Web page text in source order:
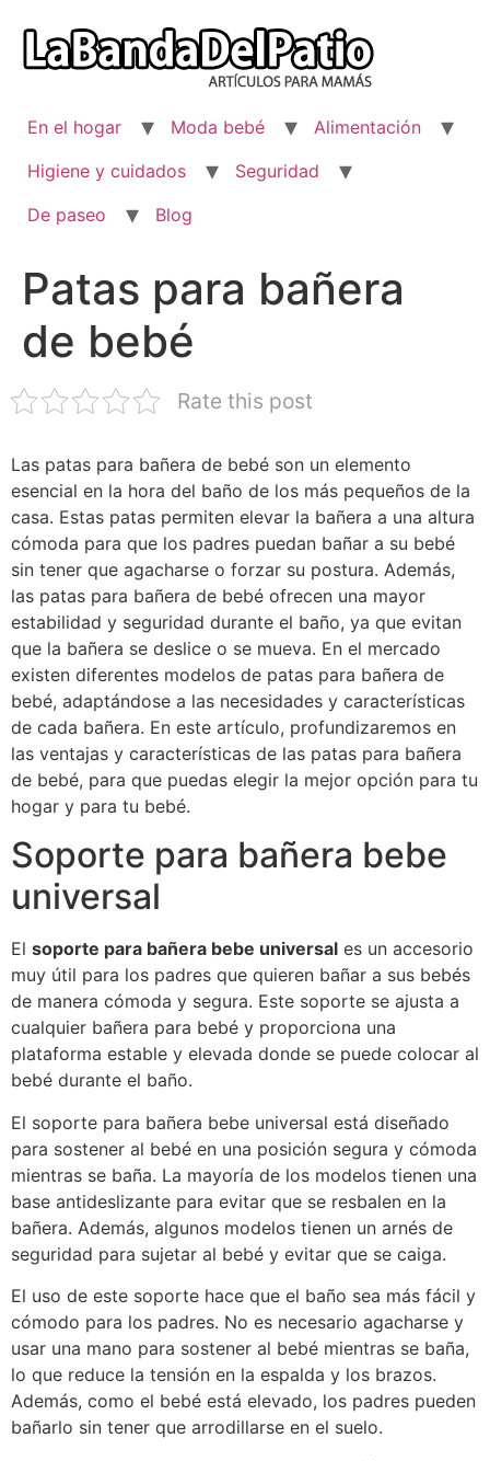
contenido
En el hogar Moda bebé
Alimentación
Higiene y cuidados
Seguridad
De paseo
Blog
Patas para bañera
de bebé
Rate this post
Las patas para bañera de bebé son un elemento
esencial en la hora del baño de los más pequeños de la
casa. Estas patas permiten elevar la bañera a una altura
cómoda para que los padres puedan bañar a su bebé
sin tener que agacharse o forzar su postura. Además,
las patas para bañera de bebé ofrecen una mayor
estabilidad y seguridad durante el baño, ya que evitan
que la bañera se deslice o se mueva. En el mercado
existen diferentes modelos de patas para bañera de
bebé, adaptándose a las necesidades y características
de cada bañera. En este artículo, profundizaremos en
las ventajas y características de las patas para bañera
de bebé, para que puedas elegir la mejor opción para tu
hogar y para tu bebé.
Soporte para bañera bebe
universal
El soporte para bañera bebe universal es un accesorio
muy útil para los padres que quieren bañar a sus bebés
de manera cómoda y segura. Este soporte se ajusta a
cualquier bañera para bebé y proporciona una
plataforma estable y elevada donde se puede colocar al
bebé durante el baño.
El soporte para bañera bebe universal está diseñado
para sostener al bebé en una posición segura y cómoda
mientras se baña. La mayoría de los modelos tienen una
base antideslizante para evitar que se resbalen en la
bañera. Además, algunos modelos tienen un arnés de
seguridad para sujetar al bebé y evitar que se caiga.
El uso de este soporte hace que el baño sea más fácil y
cómodo para los padres. No es necesario agacharse y
usar una mano para sostener al bebé mientras se baña,
lo que reduce la tensión en la espalda y los brazos.
Además, como el bebé está elevado, los padres pueden
bañarlo sin tener que arrodillarse en el suelo.